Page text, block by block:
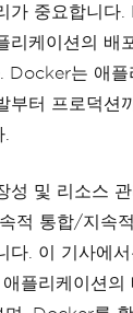
가 중요합니다
리케이션의 배
Docker는 애
부터 프로덕션
성 및 리소스
적 통합/지속
다. 이 기사에
플리케이션의